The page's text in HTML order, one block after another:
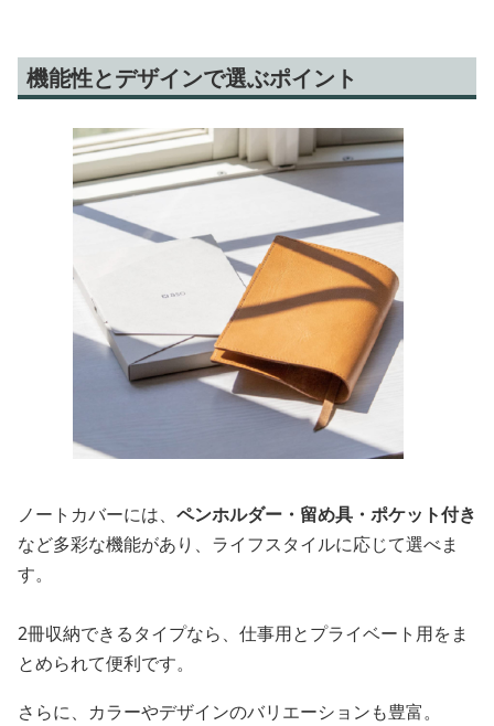
機能性とデザインで選ぶポイント
ノートカバーには、 ペンホルダー・留め具・ポケット付き
など多彩な機能があり、ライフスタイルに応じて選べま
す。
2冊収納できるタイプなら、仕事用とプライベート用をま
とめられて便利です。
さらに、カラーやデザインのバリエーションも豊富。